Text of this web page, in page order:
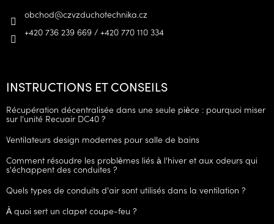
obchod@czvzduchotechnika.cz
+420 736 239 669 / +420 770 110 334
INSTRUCTIONS ET CONSEILS
Récupération décentralisée dans une seule pièce : pourquoi miser
sur l'unité Recuair DC40 ?
Ventilateurs design modernes pour salle de bains
Comment résoudre les problèmes liés à l'hiver et aux odeurs qui
s'échappent des conduites ?
Quels types de conduits d'air sont utilisés dans la ventilation ?
À quoi sert un clapet coupe-feu ?